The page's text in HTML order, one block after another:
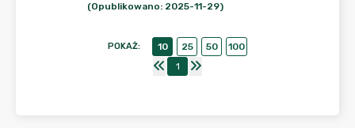
(Opublikowano: 2025-11-29)
POKAŻ: 10 25 50
100
1